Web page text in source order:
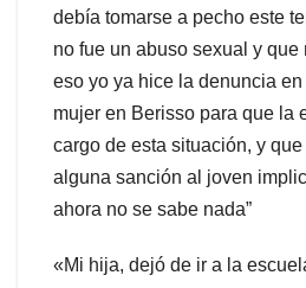
debía tomarse a pecho este
no fue un abuso sexual y
eso yo ya hice la denuncia
mujer en Berisso para que la
cargo de esta situación, y
alguna sanción al joven
ahora no se sabe nada”
«Mi hija, dejó de ir a la